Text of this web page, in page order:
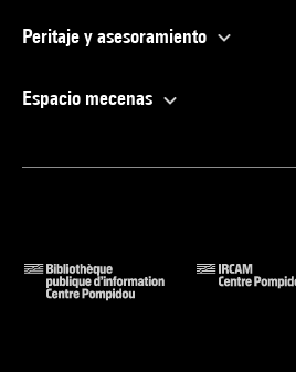
Peritaje y asesoramiento
Espacio mecenas